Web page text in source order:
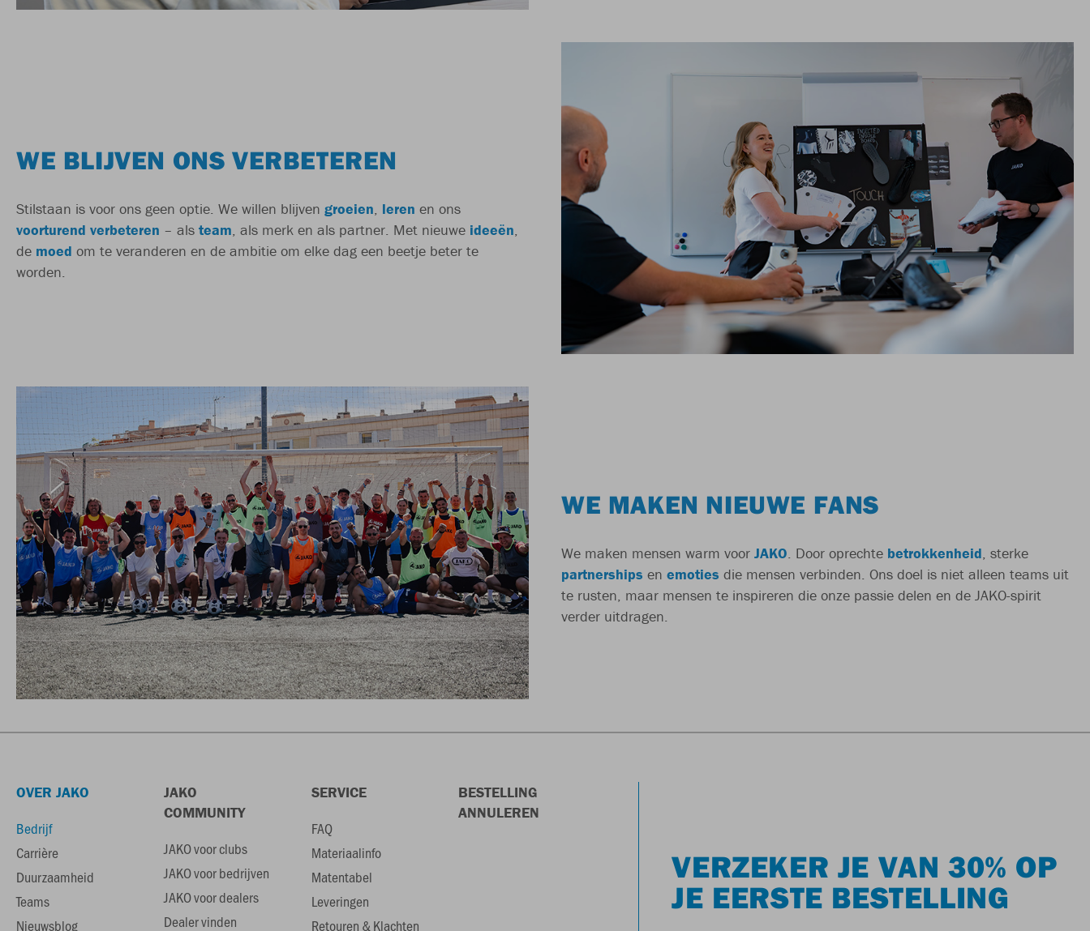
WE BLIJVEN ONS VERBETEREN
Stilstaan is voor ons geen optie. We willen blijven groeien leren en ons
voorturend verbeteren – als team , als merk en als partner. Met nieuwe ideeën
de moed om te veranderen en de ambitie om elke dag een beetje beter te
worden.
WE MAKEN NIEUWE FANS
We maken mensen warm voor JAKO. Door oprechte betrokkenheid, sterke
partnerships en emoties die mensen verbinden. Ons doel is niet alleen teams uit
te rusten, maar mensen te inspireren die onze passie delen en de JAKO-spirit
verder uitdragen.
OVER JAKO
Bedrijf
Carrière
Duurzaamheid
Teams
Nieuwsblog
JAKO
COMMUNITY
JAKO voor clubs
JAKO voor bedrijven
JAKO voor dealers
Dealer vinden
SERVICE
FAQ
Materiaalinfo
Matentabel
Leveringen
Retouren & Klachten
BESTELLING
ANNULEREN
VERZEKER JE VAN 30% OP
JE EERSTE BESTELLING